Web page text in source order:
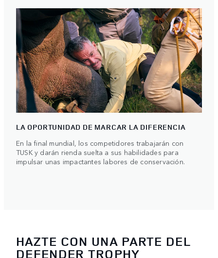
LA OPORTUNIDAD DE MARCAR LA DIFERENCIA
En la final mundial, los competidores trabajarán con
TUSK y darán rienda suelta a sus habilidades para
impulsar unas impactantes labores de conservación.
HAZTE CON UNA PARTE DEL
DEFENDER TROPHY